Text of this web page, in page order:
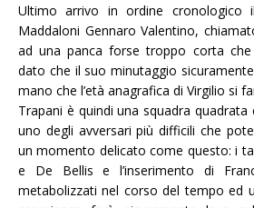
Ultimo arrivo in ordine cronologico
Maddaloni Gennaro Valentino,
ad una panca forse troppo corta
dato che il suo minutaggio
mano che l’età anagrafica di Virgilio si
Trapani è quindi una squadra
uno degli avversari più difficili che
un momento delicato come questo: i
e De Bellis e l’inserimento di
metabolizzati nel corso del tempo ed